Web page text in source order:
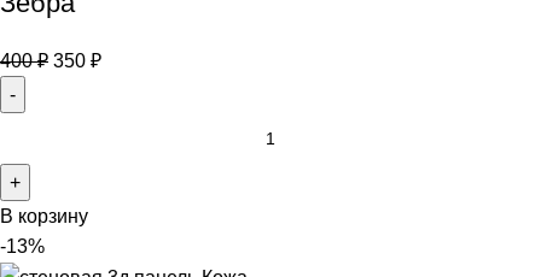
400₽ 350 ₽
В корзину
-13%